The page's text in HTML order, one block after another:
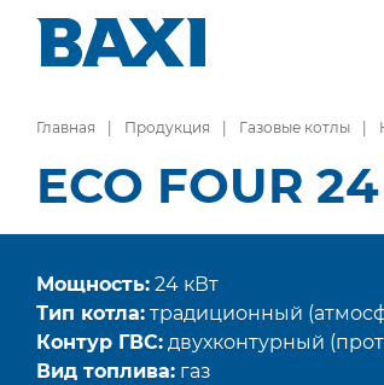
Главная Продукция Газовые котлы
ECO FOUR
Мощность: 24 кВт
Тип котла: традиционный
Контур ГВС: двухконтурный
Вид топлива: газ